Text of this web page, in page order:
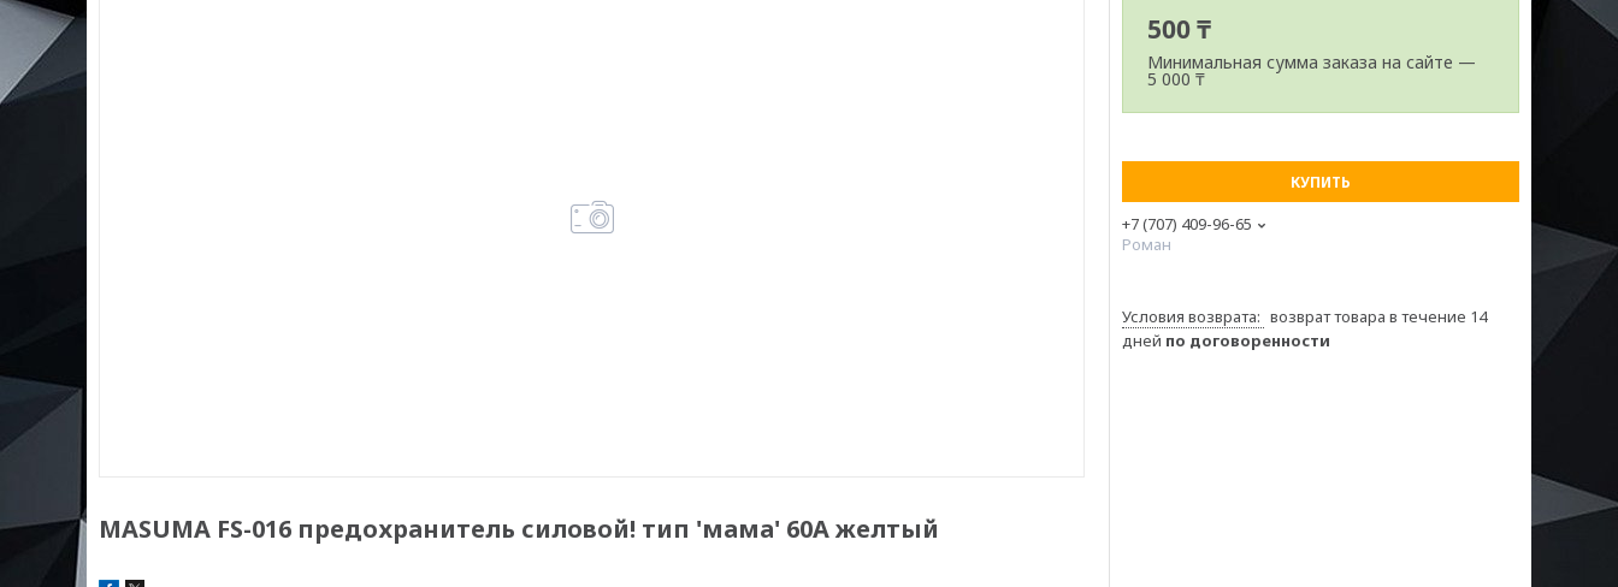
MASUMA FS-016 предохранитель силовой! тип 'мама' 60A желтый
500 ₸
Минимальная сумма заказа на сайте —
5 000 ₸
КУПИТЬ
+7 (707) 409-96-65
Роман
возврат товара в течение 14
дней по договоренности